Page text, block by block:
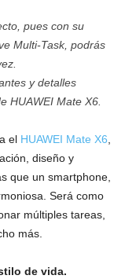
pues con su
Multi-Task, podrás
y detalles
HUAWEI Mate X6.
el HUAWEI Mate X6
diseño y
que un smartphone,
Será como
múltiples tareas,
más.
de vida.